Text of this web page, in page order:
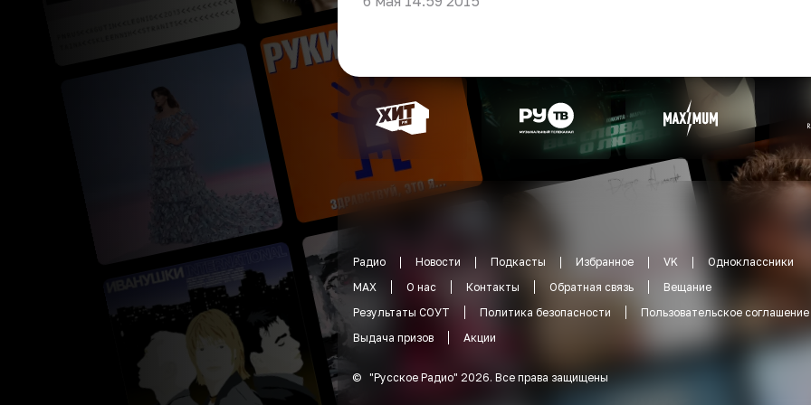
Радио Новости Подкасты Избранное VK
Одноклассники
MAX
О нас Контакты Обратная связь
Вещание
Результаты СОУТ
Политика безопасности
Пользовательское соглашение
Выдача призов
Акции
© "Русское Радио" 2026. Все права защищены